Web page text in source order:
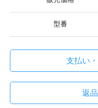
型番
支払い
返